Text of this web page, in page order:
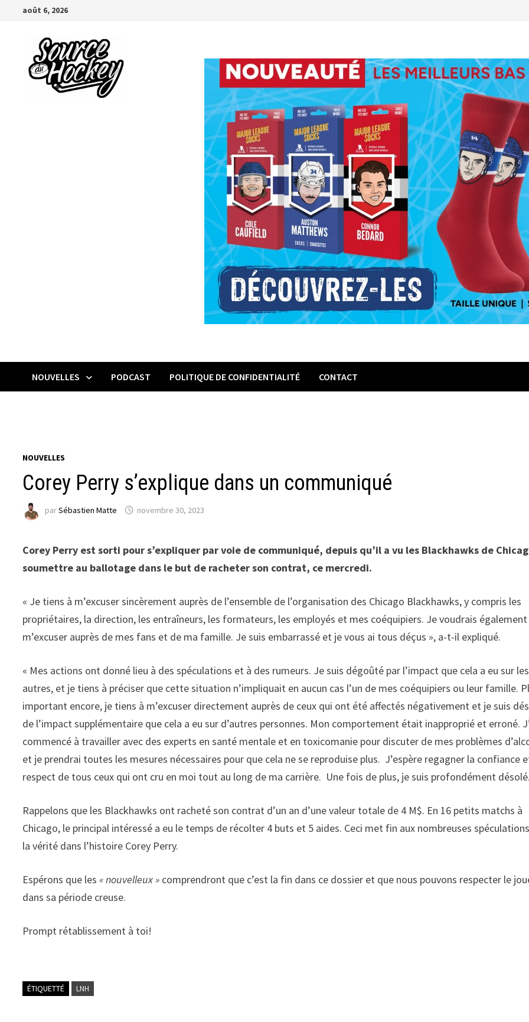
Passeraoût 6, 2026
NOUVELLES PODCAST POLITIQUE DE CONFIDENTIALITÉ CONTACT
NOUVELLES
Corey Perry s’explique dans un communiqué
parSébastien Matte novembre 30, 2023
Corey Perry est sorti pour s’expliquer par voie de communiqué, depuis qu’il a vu les Blackhawks de
soumettre au ballotage dans le but de racheter son contrat, ce mercredi.
« Je tiens à m’excuser sincèrement auprès de l’ensemble de l’organisation des Chicago Blackhawks, y compris les
propriétaires, la direction, les entraîneurs, les formateurs, les employés et mes coéquipiers. Je voudrais également
m’excuser auprès de mes fans et de ma famille. Je suis embarrassé et je vous ai tous déçus », a-t-il expliqué.
« Mes actions ont donné lieu à des spéculations et à des rumeurs. Je suis dégoûté par l’impact que cela a eu sur les
autres, et je tiens à préciser que cette situation n’impliquait en aucun cas l’un de mes coéquipiers ou leur famille.
important encore, je tiens à m’excuser directement auprès de ceux qui ont été affectés négativement et je suis
de l’impact supplémentaire que cela a eu sur d’autres personnes. Mon comportement était inapproprié et erroné.
commencé à travailler avec des experts en santé mentale et en toxicomanie pour discuter de mes problèmes
et je prendrai toutes les mesures nécessaires pour que cela ne se reproduise plus. J’espère regagner la confiance
respect de tous ceux qui ont cru en moi tout au long de ma carrière. Une fois de plus, je suis profondément
Rappelons que les Blackhawks ont racheté son contrat d’un an d’une valeur totale de 4 M$. En 16 petits matchs à
Chicago, le principal intéressé a eu le temps de récolter 4 buts et 5 aides. Ceci met fin aux nombreuses
la vérité dans l’histoire Corey Perry.
Espérons que les« nouvelleux » comprendront que c’est la fin dans ce dossier et que nous pouvons respecter le
dans sa période creuse.
Prompt rétablissement à toi!
ÉTIQUETTÉ LNH